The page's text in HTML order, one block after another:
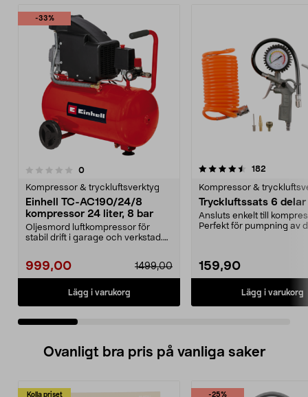
-33%
0recensioner
Kompressor & tryckluftsverktyg
Einhell TC-AC190/24/8
kompressor 24 liter, 8 bar
Oljesmord luftkompressor för
stabil drift i garage och verkstad.
999,00 1499,00
Lägg i varukorg
4.5 av 5 stjärnor 182
Kompressor &
Tryckluftssats 6 delar
Ansluts enkelt till
Perfekt för pumpning av
159,90
Lägg i varukorg
4.5 av 5 stjärnor
Ovanligt bra pris på vanliga saker
Kolla priset -25%